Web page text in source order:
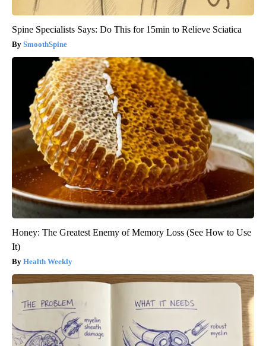
Spine Specialists Says: Do This for 15min to Relieve Sciatica
SmoothSpine
Honey: The Greatest Enemy of Memory Loss (See How to Use
It)
Health Weekly